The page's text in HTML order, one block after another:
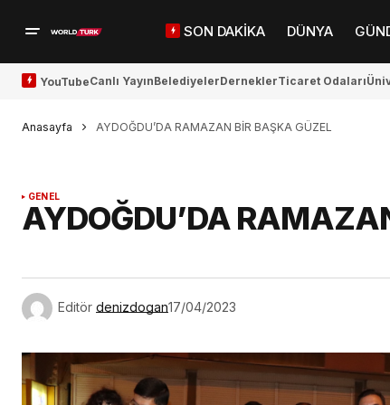
SON DAKİKA DÜNYA
YouTubeCanlı YayınBelediyelerDerneklerTicaret Odaları
Anasayfa AYDOĞDU’DA RAMAZAN BİR BAŞKA GÜZEL
GENEL
AYDOĞDU’DA
Editör denizdogan17/04/2023